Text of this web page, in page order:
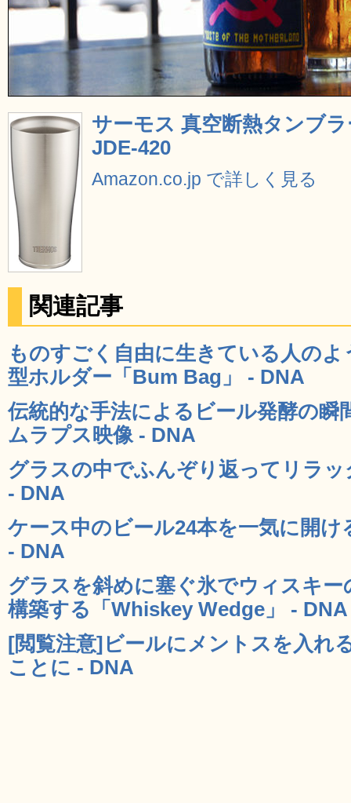
サーモス 真空断熱タンブ
JDE-420
Amazon.co.jp で詳しく見る
関連記事
ものすごく自由に生きている人の
型ホルダー「Bum Bag」 - DNA
伝統的な手法によるビール発酵の瞬
ムラプス映像 - DNA
グラスの中でふんぞり返ってリラ
- DNA
ケース中のビール24本を一気に開け
- DNA
グラスを斜めに塞ぐ氷でウィスキ
構築する「Whiskey Wedge」 - DNA
[閲覧注意]ビールにメントスを入れ
ことに - DNA